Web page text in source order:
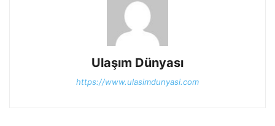
Ulaşım Dünyası
https://www.ulasimdunyasi.com